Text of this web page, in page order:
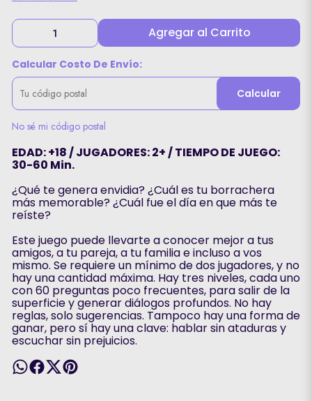
Agregar al Carrito
Calcular Costo De Envío:
Calcular
No sé mi código postal
EDAD: +18 / JUGADORES: 2+ / TIEMPO DE JUEGO:
30-60 Min.
¿Qué te genera envidia? ¿Cuál es tu borrachera
más memorable? ¿Cuál fue el día en que más te
reíste?
Este juego puede llevarte a conocer mejor a tus
amigos, a tu pareja, a tu familia e incluso a vos
mismo. Se requiere un mínimo de dos jugadores, y no
hay una cantidad máxima. Hay tres niveles, cada uno
con 60 preguntas poco frecuentes, para salir de la
superficie y generar diálogos profundos. No hay
reglas, solo sugerencias. Tampoco hay una forma de
ganar, pero sí hay una clave: hablar sin ataduras y
escuchar sin prejuicios.